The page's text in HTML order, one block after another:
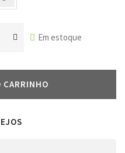
Em estoque
CARRINHO